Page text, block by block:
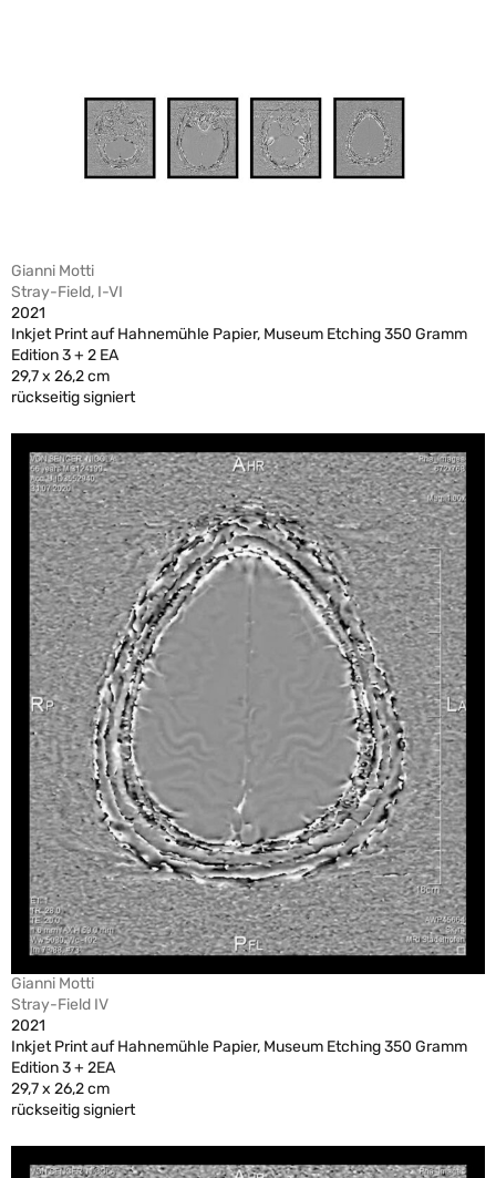
Gianni Motti
Stray-Field, I-VI
2021
Inkjet Print auf Hahnemühle Papier, Museum Etching 350 Gramm
Edition 3 + 2 EA
29,7 x 26,2 cm
rückseitig signiert
Gianni Motti
Stray-Field IV
2021
Inkjet Print auf Hahnemühle Papier, Museum Etching 350 Gramm
Edition 3 + 2EA
29,7 x 26,2 cm
rückseitig signiert